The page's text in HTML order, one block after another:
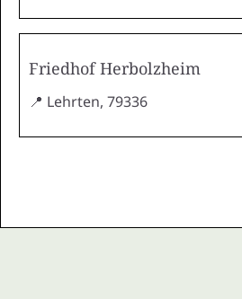
Friedhof Herbolzheim
📍 Lehrten, 79336